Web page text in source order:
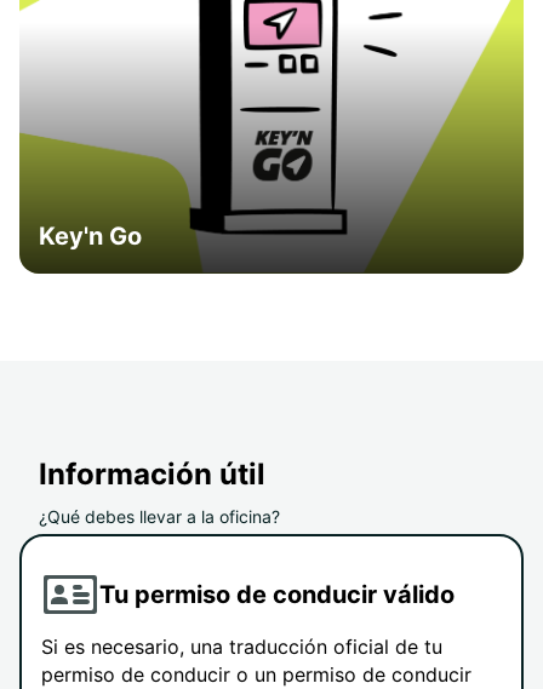
Key'n Go
Información útil
¿Qué debes llevar a la oficina?
Tu permiso de conducir válido
Si es necesario, una traducción oficial de tu
permiso de conducir o un permiso de conducir